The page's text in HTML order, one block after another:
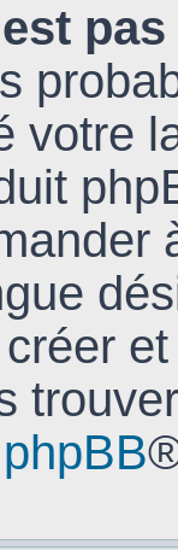
votre
créer
phpBB